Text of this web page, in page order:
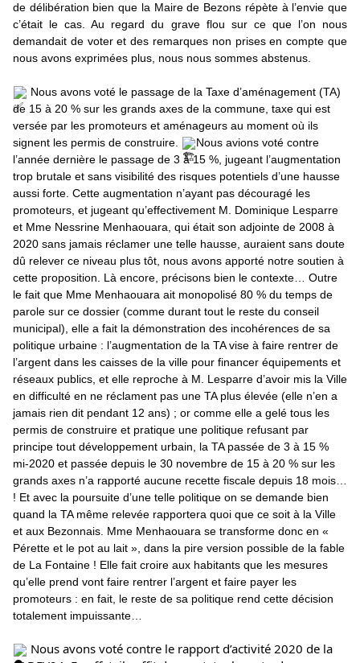
de délibération bien que la Maire de Bezons répète à l’envie que
c’était le cas. Au regard du grave flou sur ce que l’on nous
demandait de voter et des remarques non prises en compte que
nous avons exprimées plus, nous nous sommes abstenus.
Nous avons voté le passage de la Taxe d’aménagement (TA)
de 15 à 20 % sur les grands axes de la commune, taxe qui est
versée par les promoteurs et aménageurs au moment où ils
signent les permis de construire.
Nous avions voté contre
l’année dernière le passage de 3 à 15 %, jugeant l’augmentation
trop brutale et sans visibilité des risques potentiels d’une hausse
aussi forte. Cette augmentation n’ayant pas découragé les
promoteurs, et jugeant qu’effectivement M. Dominique Lesparre
et Mme Nessrine Menhaouara, qui était son adjointe de 2008 à
2020 sans jamais réclamer une telle hausse, auraient sans doute
dû relever ce niveau plus tôt, nous avons apporté notre soutien à
cette proposition. Là encore, précisons bien le contexte… Outre
le fait que Mme Menhaouara ait monopolisé 80 % du temps de
parole sur ce dossier (comme durant tout le reste du conseil
municipal), elle a fait la démonstration des incohérences de sa
politique urbaine : l’augmentation de la TA vise à faire rentrer de
l’argent dans les caisses de la ville pour financer équipements et
réseaux publics, et elle reproche à M. Lesparre d’avoir mis la Ville
en difficulté en ne réclament pas une TA plus élevée (elle n’en a
jamais rien dit pendant 12 ans) ; or comme elle a gelé tous les
permis de construire et pratique une politique refusant par
principe tout développement urbain, la TA passée de 3 à 15 %
mi-2020 et passée depuis le 30 novembre de 15 à 20 % sur les
grands axes n’a rapporté aucune recette fiscale depuis 18 mois…
! Et avec la poursuite d’une telle politique on se demande bien
quand la TA même relevée rapportera quoi que ce soit à la Ville
et aux Bezonnais. Mme Menhaouara se transforme donc en «
Pérette et le pot au lait », dans la pire version possible de la fable
de La Fontaine ! Elle fait croire aux habitants que les mesures
qu’elle prend vont faire rentrer l’argent et faire payer les
promoteurs : en fait, le reste de sa politique rend cette décision
totalement impuissante…
Nous avons voté contre le rapport d’activité 2020 de la